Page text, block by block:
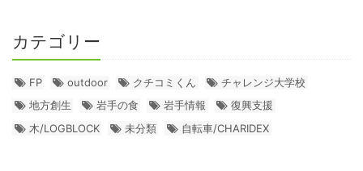
カテゴリー
FP outdoor クチコミくん
チャレンジ大学校
地方創生
岩手の食 岩手情報
復興支援
木/LOGBLOCK
未分類 自転車/CHARIDEX